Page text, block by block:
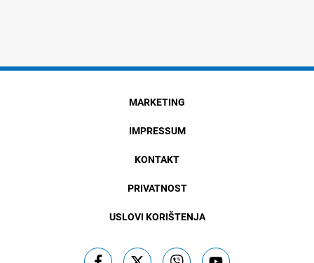
MARKETING
IMPRESSUM
KONTAKT
PRIVATNOST
USLOVI KORIŠTENJA